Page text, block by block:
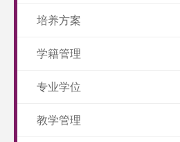
培养方案
学籍管理
专业学位
教学管理